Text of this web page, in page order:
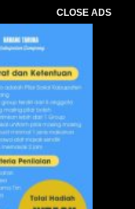
CLOSE ADS